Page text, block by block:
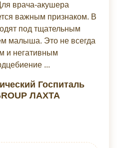
Госпиталь
ЛАХТА
врача-акушера
важным признаком. В
под тщательным
малыша. Это не всегда
и негативным
...